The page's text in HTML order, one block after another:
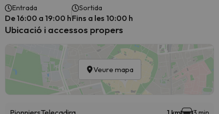
Entrada
De 16:00 a 19:00 h
Sortida
Fins a les 10:00 h
Ubicació i accessos propers
Veure mapa